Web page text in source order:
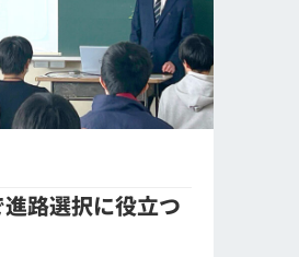
路選択に役立つ